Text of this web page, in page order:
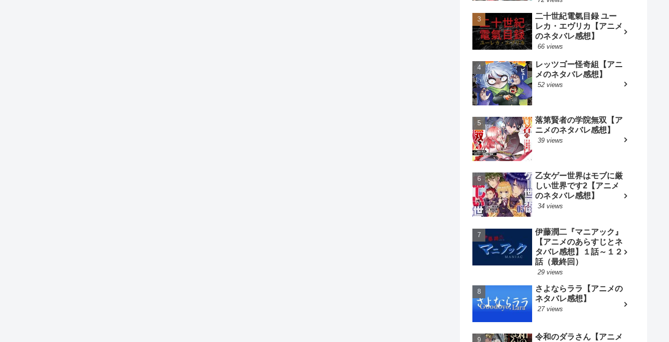
二十世紀電氣目録 ユー
レカ・エヴリカ【アニメ
のネタバレ感想】
66 views
レッツゴー怪奇組【アニ
メのネタバレ感想】
52 views
落第賢者の学院無双【ア
ニメのネタバレ感想】
39 views
乙女ゲー世界はモブに厳
しい世界です2【アニメ
のネタバレ感想】
34 views
伊藤潤二『マニアック』
【アニメのあらすじとネ
タバレ感想】１話～１２
話（最終回）
29 views
さよならララ【アニメの
ネタバレ感想】
27 views
令和のダラさん【アニメ